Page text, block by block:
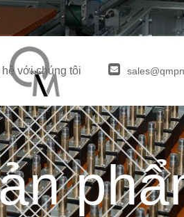
hệ với chúng tôi